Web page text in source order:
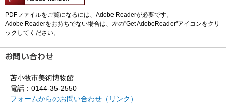
PDFファイルをご覧になるには、Adobe Readerが必要です。
Adobe Readerをお持ちでない場合は、左の"Get AdobeReader"アイコンをクリ
ックしてください。
苫小牧市美術博物館
電話：0144-35-2550
フォームからのお問い合わせ（リンク）